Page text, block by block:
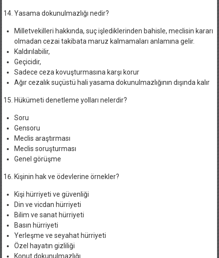
Yasama dokunulmazlığı nedir?
Milletvekilleri hakkında, suç işlediklerinden bahisle, meclisin kararı
olmadan cezai takibata maruz kalmamaları anlamına gelir.
Kaldırılabilir,
Geçicidir,
Sadece ceza kovuşturmasına karşı korur
Ağır cezalık suçüstü hali yasama dokunulmazlığının dışında kalır
Hükümeti denetleme yolları nelerdir?
Soru
Gensoru
Meclis araştırması
Meclis soruşturması
Genel görüşme
Kişinin hak ve ödevlerine örnekler?
Kişi hürriyeti ve güvenliği
Din ve vicdan hürriyeti
Bilim ve sanat hürriyeti
Basın hürriyeti
Yerleşme ve seyahat hürriyeti
Özel hayatın gizliliği
Konut dokunulmazlığı